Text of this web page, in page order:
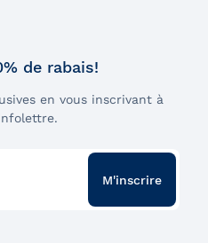
de rabais!
en vous inscrivant à
M'inscrire